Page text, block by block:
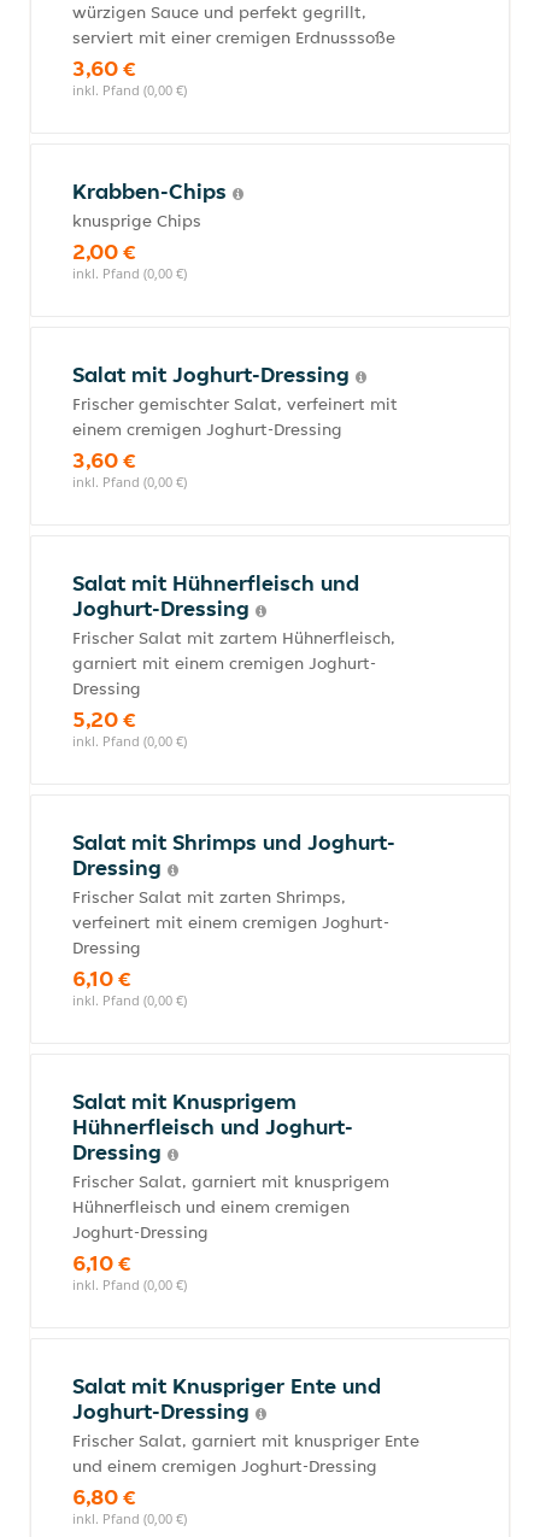
würzigen Sauce und perfekt gegrillt,
serviert mit einer cremigen Erdnusssoße
3,60 €
inkl. Pfand (0,00 €)
Krabben-Chips
knusprige Chips
2,00 €
inkl. Pfand (0,00 €)
Salat mit Joghurt-Dressing
Frischer gemischter Salat, verfeinert mit
einem cremigen Joghurt-Dressing
3,60 €
inkl. Pfand (0,00 €)
Salat mit Hühnerfleisch und
Joghurt-Dressing
Frischer Salat mit zartem Hühnerfleisch,
garniert mit einem cremigen Joghurt-
Dressing
5,20 €
inkl. Pfand (0,00 €)
Salat mit Shrimps und Joghurt-
Dressing
Frischer Salat mit zarten Shrimps,
verfeinert mit einem cremigen Joghurt-
Dressing
6,10 €
inkl. Pfand (0,00 €)
Salat mit Knusprigem
Hühnerfleisch und Joghurt-
Dressing
Frischer Salat, garniert mit knusprigem
Hühnerfleisch und einem cremigen
Joghurt-Dressing
6,10 €
inkl. Pfand (0,00 €)
Salat mit Knuspriger Ente und
Joghurt-Dressing
Frischer Salat, garniert mit knuspriger Ente
und einem cremigen Joghurt-Dressing
6,80 €
inkl. Pfand (0,00 €)